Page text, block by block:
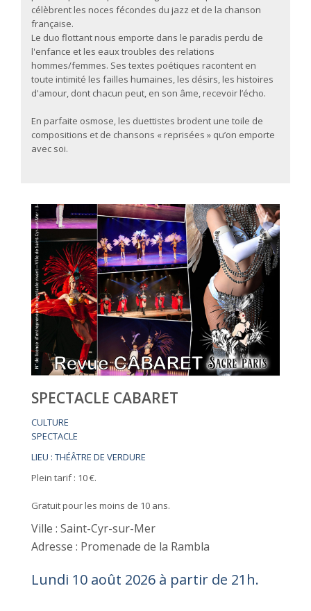
célèbrent les noces fécondes du jazz et de la chanson
française.
Le duo flottant nous emporte dans le paradis perdu de
l'enfance et les eaux troubles des relations
hommes/femmes. Ses textes poétiques racontent en
toute intimité les failles humaines, les désirs, les histoires
d'amour, dont chacun peut, en son âme, recevoir l’écho.
En parfaite osmose, les duettistes brodent une toile de
compositions et de chansons « reprisées » qu’on emporte
avec soi.
SPECTACLE CABARET
CULTURE
SPECTACLE
LIEU : THÉÂTRE DE VERDURE
Plein tarif : 10 €.
Gratuit pour les moins de 10 ans.
Ville : Saint-Cyr-sur-Mer
Adresse : Promenade de la Rambla
Lundi 10 août 2026 à partir de 21h.